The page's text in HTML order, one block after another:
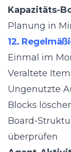
Kapazitäts-
Planung in
12.
Einmal im
Veraltete
Ungenutzte
Blocks
Board-
überprüfen